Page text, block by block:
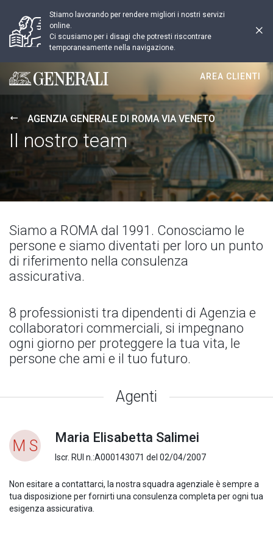
Stiamo lavorando per rendere migliori i nostri servizi
online.
Ci scusiamo per i disagi che potresti riscontrare
temporaneamente nella navigazione.
Generali logo
AREA CLIENTI
AGENZIA GENERALE DI ROMA VIA VENETO
Il nostro team
Siamo a ROMA dal 1991. Conosciamo le
persone e siamo diventati per loro un punto
di riferimento nella consulenza
assicurativa.
8 professionisti tra dipendenti di Agenzia e
collaboratori commerciali, si impegnano
ogni giorno per proteggere la tua vita, le
persone che ami e il tuo futuro.
Agenti
M S Maria Elisabetta Salimei
Iscr. RUI n.:A000143071 del 02/04/2007
Non esitare a contattarci, la nostra squadra agenziale è sempre a
tua disposizione per fornirti una consulenza completa per ogni tua
esigenza assicurativa.